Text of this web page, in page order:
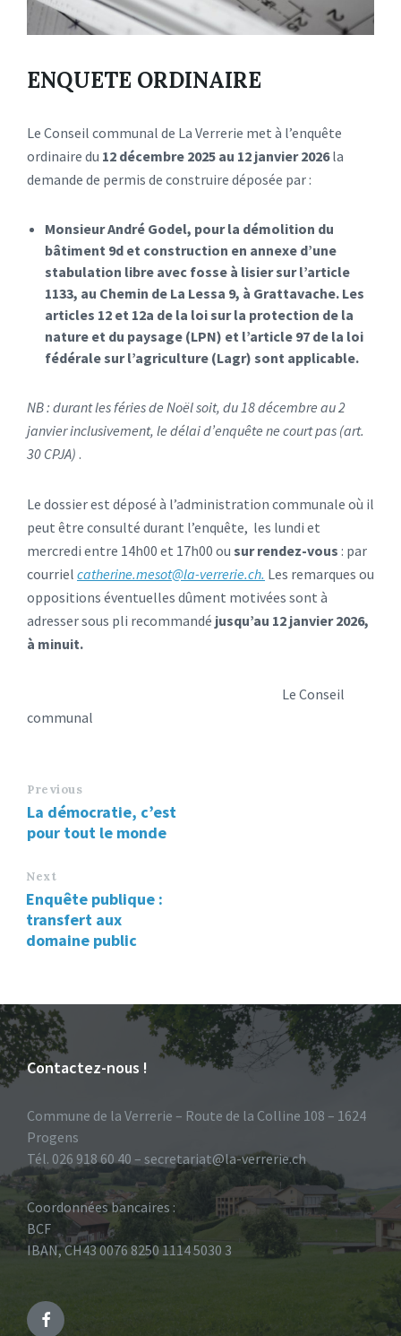
ENQUETE ORDINAIRE
Le Conseil communal de La Verrerie met à l’enquête
ordinaire du 12 décembre 2025 au 12 janvier 2026la
demande de permis de construire déposée par :
Monsieur André Godel, pour la démolition du
bâtiment 9d et construction en annexe d’une
stabulation libre avec fosse à lisier sur l’article
1133, au Chemin de La Lessa 9, à Grattavache. Les
articles 12 et 12a de la loi sur la protection de la
nature et du paysage (LPN) et l’article 97 de la loi
fédérale sur l’agriculture (Lagr) sont applicable.
NB : durant les féries de Noël soit, du18 décembre au 2
janvier inclusivement, le délai d’enquête ne court pas (art.
30 CPJA) .
Le dossier est déposé à l’administration communale où il
peut être consulté durant l’enquête, les lundi et
mercredi entre 14h00 et 17h00 ou sur rendez-vous : par
courriel catherine.mesot@la-verrerie.ch. Les remarques ou
oppositions éventuelles dûment motivées sont à
adresser sous pli recommandé jusqu’au 12 janvier 2026,
à minuit.
Le Conseil
communal
Previous
La démocratie, c’est
pour tout le monde
Next
Enquête publique :
transfert aux
domaine public
Contactez-nous !
Commune de la Verrerie – Route de la Colline 108 – 1624
Progens
Tél. 026 918 60 40 – secretariat@la-verrerie.ch
Coordonnées bancaires :
BCF
IBAN, CH43 0076 8250 1114 5030 3
Facebook